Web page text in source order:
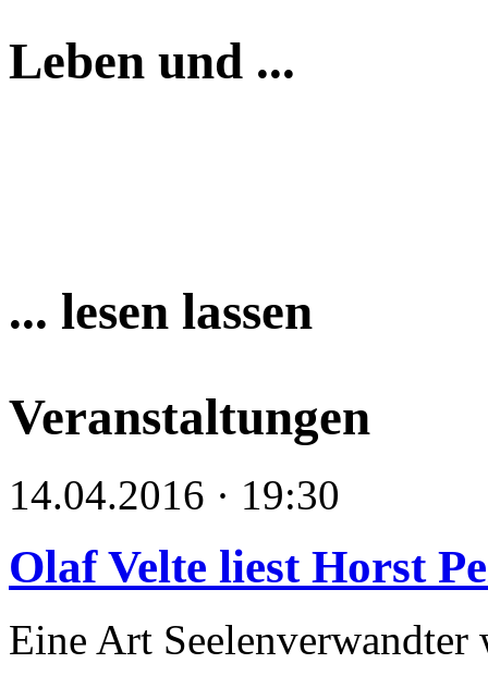
Leben und ...
... lesen lassen
Veranstaltungen
14.04.2016 · 19:30
Olaf Velte liest Horst
Eine Art